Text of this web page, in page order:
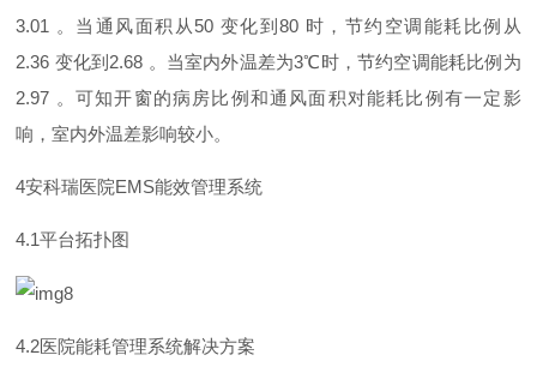
3.01 。当通风面积 从 50 变化到80 时，节约空调能耗比例 从
2.36 变化到 2.68 。当室内外温差为3℃时，节约空调能耗比例为
2.97 。可知开窗的病房比例和通风面积对能耗比例有一定影
响，室内外温差影响较小。
4安科瑞医院EMS能效管理系统
4.1平台拓扑图
4.2医院能耗管理系统解决方案